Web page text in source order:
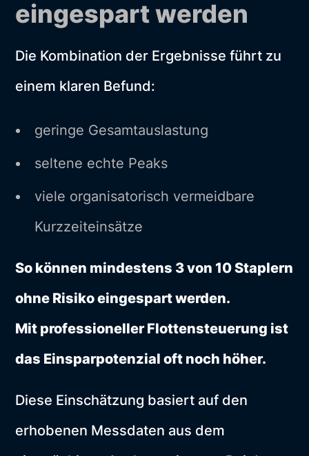
eingespart werden
Die Kombination der Ergebnisse führt zu
einem klaren Befund:
geringe Gesamtauslastung
seltene echte Peaks
viele organisatorisch vermeidbare
Kurzzeiteinsätze
So können mindestens 3 von 10 Staplern
ohne Risiko eingespart werden.
Mit professioneller Flottensteuerung ist
das Einsparpotenzial oft noch höher.
Diese Einschätzung basiert auf den
erhobenen Messdaten aus dem